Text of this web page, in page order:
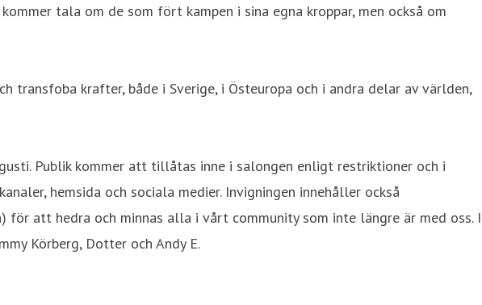
tala om de som fört kampen i sina egna kroppar, men också om
krafter, både i Sverige, i Östeuropa och i andra delar av världen,
Publik kommer att tillåtas inne i salongen enligt restriktioner och i
hemsida och sociala medier. Invigningen innehåller också
för att hedra och minnas alla i vårt community som inte längre är med oss. I
Körberg, Dotter och Andy E.